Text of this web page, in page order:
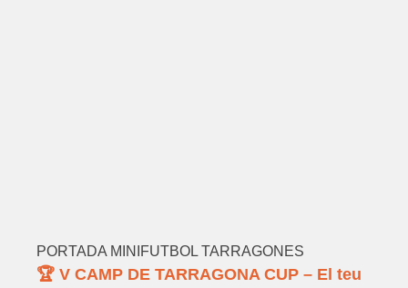
PORTADA MINIFUTBOL TARRAGONES
🏆 V CAMP DE TARRAGONA CUP – El teu